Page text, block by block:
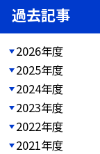
過去記事
2026年度
2025年度
2024年度
2023年度
2022年度
2021年度